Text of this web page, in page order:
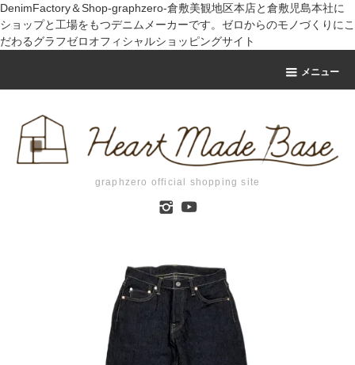
DenimFactory＆Shop-graphzero-倉敷美観地区本店と倉敷児島本社に
ショップと工場をもつデニムメーカーです。ゼロからのモノづくりにこ
だわるグラフゼロオフィシャルショッピングサイト
メニュー
graphzero official shopping site